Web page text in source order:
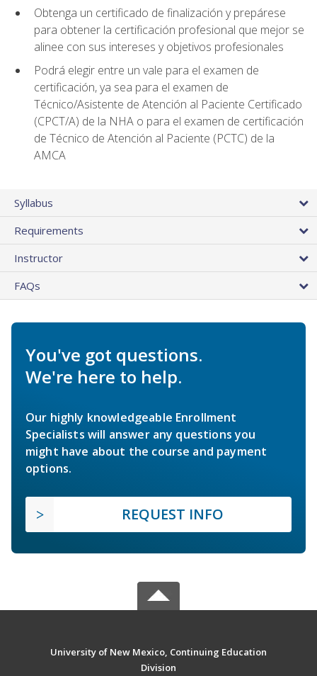
Obtenga un certificado de finalización y prepárese
para obtener la certificación profesional que mejor se
alinee con sus intereses y objetivos profesionales
Podrá elegir entre un vale para el examen de
certificación, ya sea para el examen de
Técnico/Asistente de Atención al Paciente Certificado
(CPCT/A) de la NHA o para el examen de certificación
de Técnico de Atención al Paciente (PCTC) de la
AMCA
Syllabus
Requirements
Instructor
FAQs
You've got questions.
We're here to help.
Our highly knowledgeable Enrollment
Specialists will answer any questions you
might have about the course and payment
options.
REQUEST INFO
University of New Mexico, Continuing Education
Division